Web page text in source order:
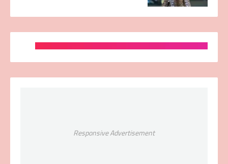
Responsive Advertisement